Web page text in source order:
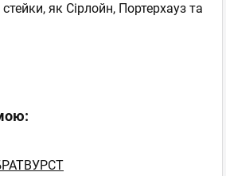
як Сірлойн, Портерхауз та